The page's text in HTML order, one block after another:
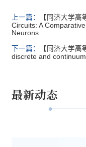
上一篇：
【同济大学
Circuits: A
Neurons
下一篇：
【同济大学
discrete and
最新动态